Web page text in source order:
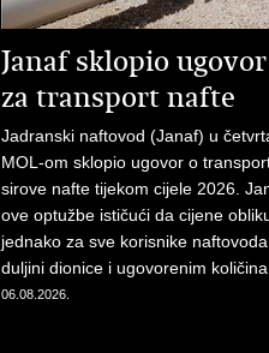
Janaf sklopio
za transport nafte
Jadranski naftovod (Janaf) u
MOL-om sklopio ugovor o
sirove nafte tijekom cijele 2026.
ove optužbe ističući da cijene
jednako za sve korisnike
duljini dionice i ugovorenim
06.08.2026.